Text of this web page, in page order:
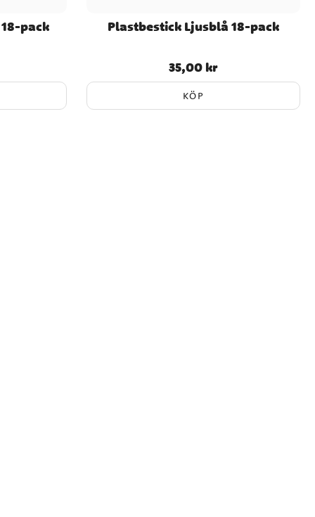
pack Plastbestick Ljusblå 18-pack
Pris:35,00 kr
35,00 kr
KÖP